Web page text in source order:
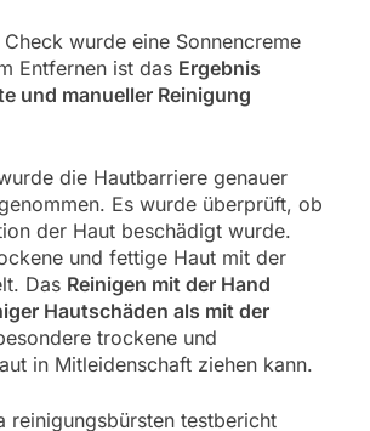
wurde eine Sonnencreme
Entfernen ist das Ergebnis
und manueller Reinigung
die Hautbarriere genauer
Es wurde überprüft, ob
der Haut beschädigt wurde.
und fettige Haut mit der
Das Reinigen mit der Hand
Hautschäden als mit der
trockene und
in Mitleidenschaft ziehen kann.